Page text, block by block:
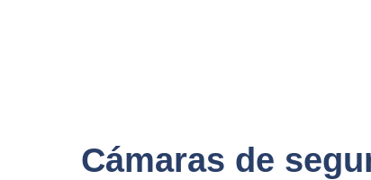
Cámaras de